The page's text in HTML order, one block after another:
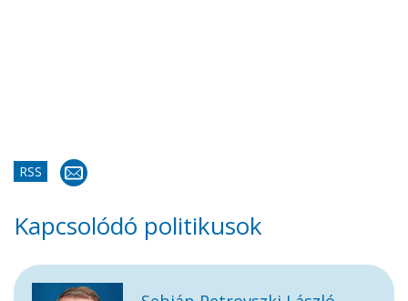
RSS
Kapcsolódó politikusok